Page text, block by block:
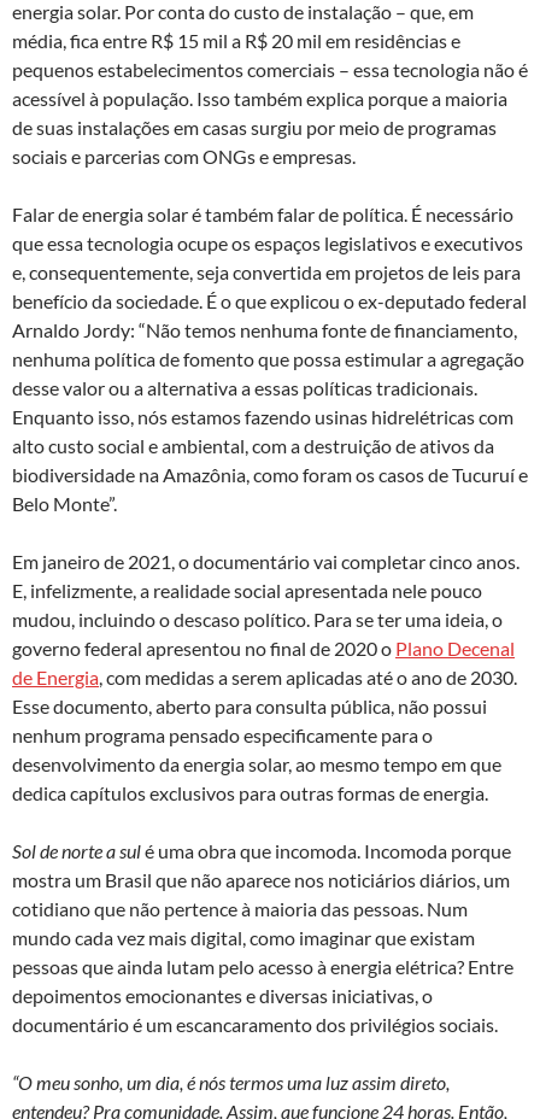
energia solar. Por conta do custo de instalação – que, em
média, fica entre R$ 15 mil a R$ 20 mil em residências e
pequenos estabelecimentos comerciais – essa tecnologia não é
acessível à população. Isso também explica porque a maioria
de suas instalações em casas surgiu por meio de programas
sociais e parcerias com ONGs e empresas.
Falar de energia solar é também falar de política. É necessário
que essa tecnologia ocupe os espaços legislativos e executivos
e, consequentemente, seja convertida em projetos de leis para
benefício da sociedade. É o que explicou o ex-deputado federal
Arnaldo Jordy: “Não temos nenhuma fonte de financiamento,
nenhuma política de fomento que possa estimular a agregação
desse valor ou a alternativa a essas políticas tradicionais.
Enquanto isso, nós estamos fazendo usinas hidrelétricas com
alto custo social e ambiental, com a destruição de ativos da
biodiversidade na Amazônia, como foram os casos de Tucuruí e
Belo Monte”.
Em janeiro de 2021, o documentário vai completar cinco anos.
E, infelizmente, a realidade social apresentada nele pouco
mudou, incluindo o descaso político. Para se ter uma ideia, o
governo federal apresentou no final de 2020 o Plano Decenal
de Energia, com medidas a serem aplicadas até o ano de 2030.
Esse documento, aberto para consulta pública, não possui
nenhum programa pensado especificamente para o
desenvolvimento da energia solar, ao mesmo tempo em que
dedica capítulos exclusivos para outras formas de energia.
Sol de norte a sulé uma obra que incomoda. Incomoda porque
mostra um Brasil que não aparece nos noticiários diários, um
cotidiano que não pertence à maioria das pessoas. Num
mundo cada vez mais digital, como imaginar que existam
pessoas que ainda lutam pelo acesso à energia elétrica? Entre
depoimentos emocionantes e diversas iniciativas, o
documentário é um escancaramento dos privilégios sociais.
“O meu sonho, um dia, é nós termos uma luz assim direto,
entendeu? Pra comunidade. Assim, que funcione 24 horas. Então,